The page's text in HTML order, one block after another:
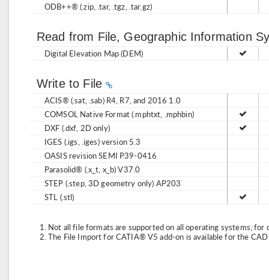
ODB++® (.zip, .tar, .tgz, .tar.gz)
Read from File, Geographic Information
Digital Elevation Map (DEM)
Write to File
ACIS® (.sat, .sab) R4, R7, and 2016 1.0
COMSOL Native Format (.mphtxt, .mphbin)
DXF (.dxf, 2D only)
IGES (.igs, .iges) version 5.3
OASIS revision SEMI P39-0416
Parasolid® (.x_t, x_b) V37.0
STEP (.step, 3D geometry only) AP203
STL (.stl)
Not all file formats are supported on all operating systems; for
The File Import for CATIA® V5 add-on is available for the